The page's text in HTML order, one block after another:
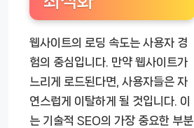
웹사이트의 로딩 속도는 사용자 경
험의 중심입니다. 만약 웹사이트가
느리게 로드된다면, 사용자들은 자
연스럽게 이탈하게 될 것입니다. 이
는 기술적 SEO의 가장 중요한 부분